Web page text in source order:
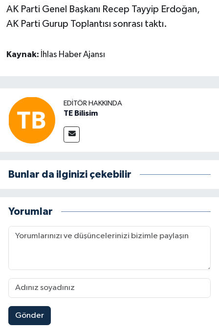
AK Parti Genel Başkanı Recep Tayyip Erdoğan,
AK Parti Gurup Toplantısı sonrası taktı.
Kaynak: İhlas Haber Ajansı
EDITÖR HAKKINDA
TE Bilisim
Bunlar da ilginizi çekebilir
Yorumlar
Gönder